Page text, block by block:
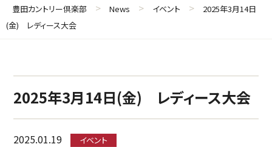
豊田カントリー倶楽部 > News > イベント >
2025年3月14日
(金) レディース大会
2025年3月14日(金) レディース大会
2025.01.19 イベント